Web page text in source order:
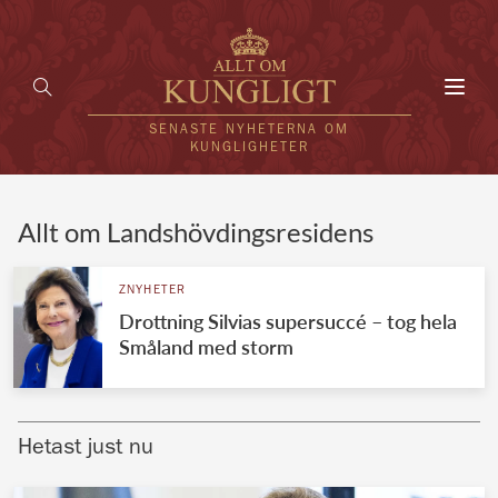
SENASTE NYHETERNA OM
KUNGLIGHETER
UTLÄNDSKT
VÄRLDENS KUNGAHUS
Brittiska kungahuset
Allt om Landshövdingsresidens
ZNYHETER
Drottning Silvias supersuccé – tog hela
Småland med storm
Hetast just nu